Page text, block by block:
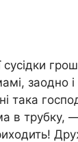
сусідки
заодно
така
в трубку,